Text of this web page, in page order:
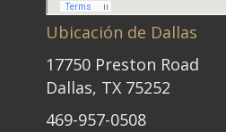
Ubicación de Dallas
17750 Preston Road
Dallas, TX 75252
469-957-0508